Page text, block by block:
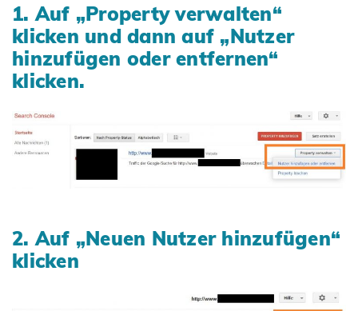
1. Auf „Property verwalten“
klicken und dann auf „Nutzer
hinzufügen oder entfernen“
klicken.
2. Auf „Neuen Nutzer hinzufügen“
klicken